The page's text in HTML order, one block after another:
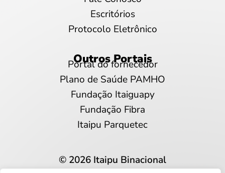
Escritórios
Protocolo Eletrônico
Outros Portais
Portal do fornecedor
Plano de Saúde PAMHO
Fundação Itaiguapy
Fundação Fibra
Itaipu Parquetec
© 2026 Itaipu Binacional